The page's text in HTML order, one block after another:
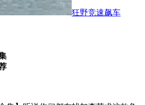
狂野竞速飙车